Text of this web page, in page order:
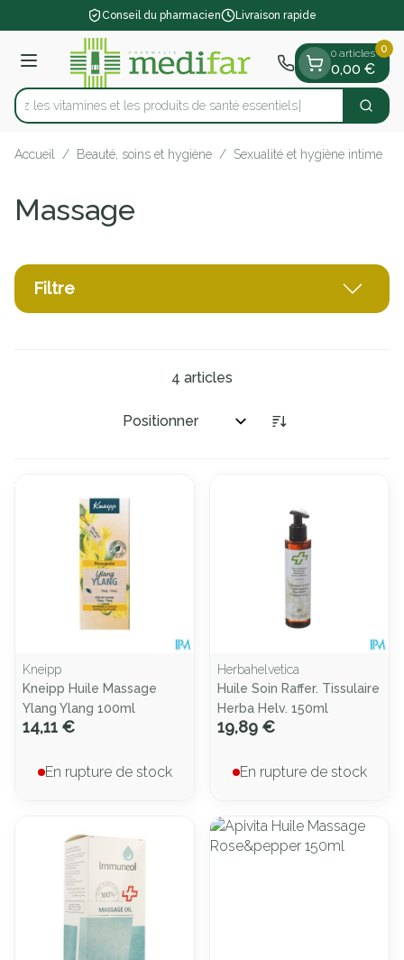
Aller au contenu
1 de 1Conseil du pharmacien Livraison rapide
Menu
Rechercher
les vitamines et les produits de santé essentiels
0 articles
0,00 €
0
Accueil / Beauté, soins et hygiène / Sexualité et hygiène intime
Massage
Filtre
4 articles
Trier par:
Kneipp
Kneipp Huile Massage
Ylang Ylang 100ml
14,11 €
En rupture de stock
Herbahelvetica
Huile Soin Raffer. Tissulaire
Herba Helv. 150ml
19,89 €
En rupture de stock